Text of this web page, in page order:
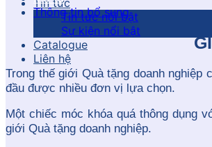
Tin tức
Tin tức nổi bật
Sự kiện nổi bật
Catalogue
Liên hệ
Thông tin bổ sung
Trong thế giới Quà tặng doanh nghiệp
đầu được nhiều đơn vị lựa chọn.
Một chiếc móc khóa quá thông dụng
giới Quà tặng doanh nghiệp.